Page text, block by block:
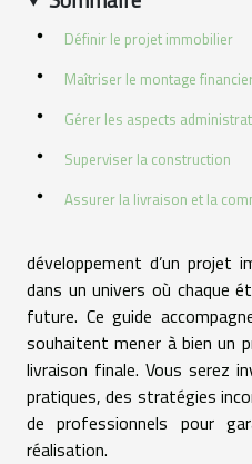
Définir le projet immobilier
Maîtriser le montage
Gérer les aspects
Superviser la construction
Assurer la livraison et la
développement d’un projet
dans un univers où chaque
future. Ce guide
souhaitent mener à bien un
livraison finale. Vous serez
pratiques, des stratégies
de professionnels pour
réalisation.